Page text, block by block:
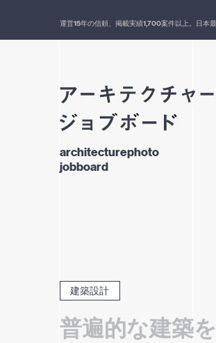
運営15年の信頼、掲載実績1,700案件以上。日本
architecturephoto
jobboard
建築設計
普遍的な建築